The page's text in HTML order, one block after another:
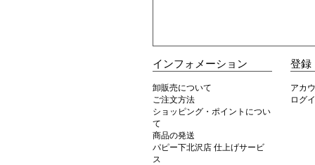
インフォメーション
卸販売について
ご注文方法
ショッピング・ポイントについ
て
商品の発送
パピー下北沢店 仕上げサービ
ス
登録
アカ
ログ